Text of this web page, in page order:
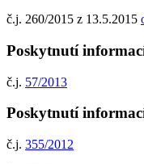
č.j. 260/2015 z 13.5.2015
Poskytnutí
č.j. 57/2013
Poskytnutí
č.j. 355/2012